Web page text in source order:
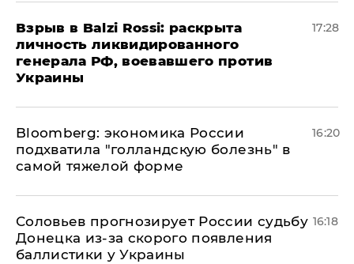
​Взрыв в Balzi Rossi: раскрыта
личность ликвидированного
генерала РФ, воевавшего против
Украины
17:28
Bloomberg: экономика России
подхватила "голландскую болезнь" в
самой тяжелой форме
16:20
Соловьев прогнозирует России судьбу
Донецка из-за скорого появления
баллистики у Украины
16:18